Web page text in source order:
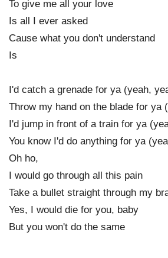
To give me all your love
Is all I ever asked
Cause what you don't understand
Is
I'd catch a grenade for ya (yeah,
Throw my hand on the blade for ya
I'd jump in front of a train for ya
You know I'd do anything for ya
Oh ho,
I would go through all this pain
Take a bullet straight through my
Yes, I would die for you, baby
But you won't do the same